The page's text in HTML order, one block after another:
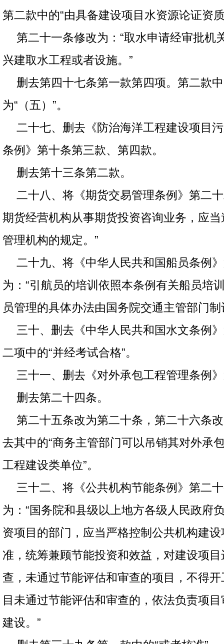
第二款中的“由具备建设项目水资源论证资
第二十一条修改为：“取水申请经审批机
兴建取水工程或者设施。”
删去第四十七条第一款第四项。第二款
为“（五）”。
二十七、删去《防治海洋工程建设项目
条例》第十条第三款、第四款。
删去第十三条第二款。
二十八、将《期货交易管理条例》第二
期货经营机构从事期货投资咨询业务，应
管理机构的规定。”
二十九、将《中华人民共和国船员条例
为：“引航员的培训依照本条例有关船员培
员管理的具体办法由国务院交通主管部门制
三十、删去《中华人民共和国水文条例
二项中的“并经考试合格”。
三十一、删去《对外承包工程管理条例
删去第二十四条。
第二十五条改为第二十条，第二十六条
去其中的“商务主管部门可以吊销其对外承
工程建设类单位”。
三十二、将《公共机构节能条例》第二
为：“国务院和县级以上地方各级人民政府
资项目的部门，应当严格控制公共机构建
准，统筹兼顾节能投资和效益，对建设项
查，未通过节能评估和审查的项目，不得
目未通过节能评估和审查的，依法负责项
建设。”